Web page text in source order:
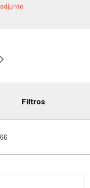
66
Filtros
leyendo página